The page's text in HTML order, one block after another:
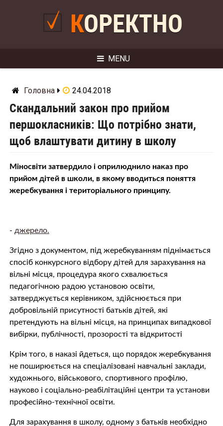
КОРЕКТНО
MENU
Головна 24.04.2018
Скандальний закон про прийом
першокласників: Що потрібно знати,
щоб влаштувати дитину в школу
Міносвіти затвердило і оприлюднило наказ про
прийом дітей в школи, в якому вводиться поняття
жеребкування і територіального принципу.
- джерело.
Згідно з документом, під жеребкуванням піднімається
спосіб конкурсного відбору дітей для зарахування на
вільні місця, процедура якого схвалюється
педагогічною радою установою освіти,
затверджується керівником, здійснюється при
добровільній присутності батьків дітей, які
претендують на вільні місця, на принципах випадкової
вибірки, публічності, прозорості та відкритості
Крім того, в наказі йдеться, що порядок жеребкування
не поширюється на спеціалізовані навчальні заклади,
художнього, військового, спортивного профілю,
науково і соціально-реабілітаційні центри та установи
професійно-технічної освіти.
Для зарахування в школу, одному з батьків необхідно